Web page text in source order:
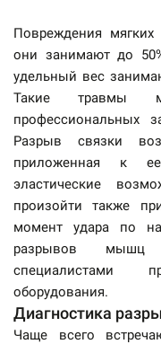
Повреждения мягких
они занимают до
удельный вес
Такие травмы
профессиональных
Разрыв связки
приложенная к
эластические
произойти также
момент удара по
разрывов мышц
специалистами
оборудования.
Диагностика
Чаще всего